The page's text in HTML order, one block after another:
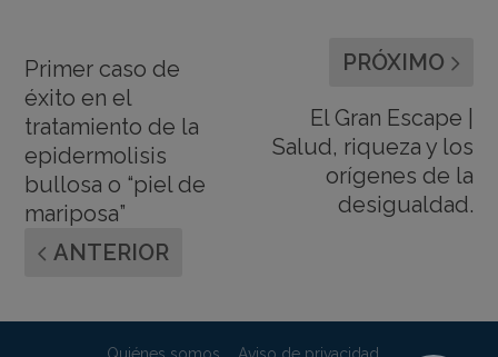
Primer caso de
éxito en el
tratamiento de la
epidermolisis
bullosa o “piel de
mariposa”
ANTERIOR
PRÓXIMO
El Gran Escape |
Salud, riqueza y los
orígenes de la
desigualdad.